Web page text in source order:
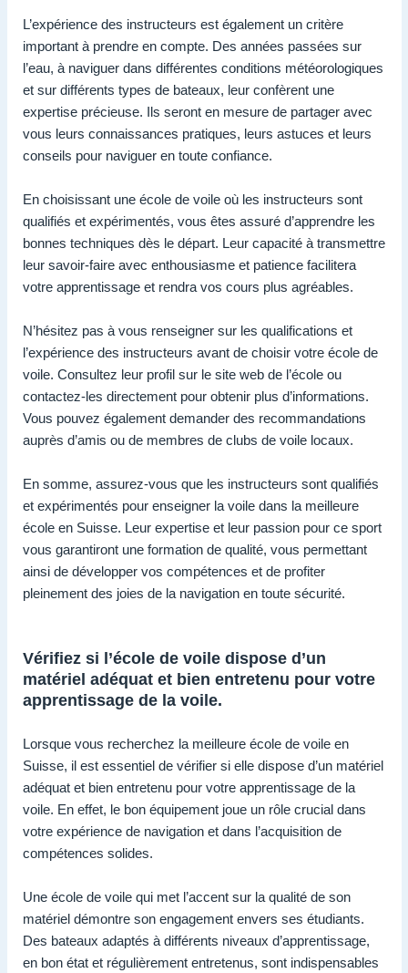
L’expérience des instructeurs est également un critère
important à prendre en compte. Des années passées sur
l’eau, à naviguer dans différentes conditions météorologiques
et sur différents types de bateaux, leur confèrent une
expertise précieuse. Ils seront en mesure de partager avec
vous leurs connaissances pratiques, leurs astuces et leurs
conseils pour naviguer en toute confiance.
En choisissant une école de voile où les instructeurs sont
qualifiés et expérimentés, vous êtes assuré d’apprendre les
bonnes techniques dès le départ. Leur capacité à transmettre
leur savoir-faire avec enthousiasme et patience facilitera
votre apprentissage et rendra vos cours plus agréables.
N’hésitez pas à vous renseigner sur les qualifications et
l’expérience des instructeurs avant de choisir votre école de
voile. Consultez leur profil sur le site web de l’école ou
contactez-les directement pour obtenir plus d’informations.
Vous pouvez également demander des recommandations
auprès d’amis ou de membres de clubs de voile locaux.
En somme, assurez-vous que les instructeurs sont qualifiés
et expérimentés pour enseigner la voile dans la meilleure
école en Suisse. Leur expertise et leur passion pour ce sport
vous garantiront une formation de qualité, vous permettant
ainsi de développer vos compétences et de profiter
pleinement des joies de la navigation en toute sécurité.
Vérifiez si l’école de voile dispose d’un
matériel adéquat et bien entretenu pour votre
apprentissage de la voile.
Lorsque vous recherchez la meilleure école de voile en
Suisse, il est essentiel de vérifier si elle dispose d’un matériel
adéquat et bien entretenu pour votre apprentissage de la
voile. En effet, le bon équipement joue un rôle crucial dans
votre expérience de navigation et dans l’acquisition de
compétences solides.
Une école de voile qui met l’accent sur la qualité de son
matériel démontre son engagement envers ses étudiants.
Des bateaux adaptés à différents niveaux d’apprentissage,
en bon état et régulièrement entretenus, sont indispensables